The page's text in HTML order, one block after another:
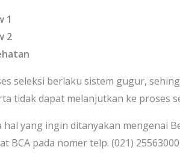
1
2
seleksi berlaku sistem gugur,
tidak dapat melanjutkan ke proses
hal yang ingin ditanyakan mengenai
BCA pada nomer telp. (021)